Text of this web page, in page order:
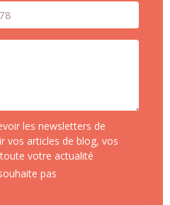
les newsletters de
vos articles de blog, vos
votre actualité
pas